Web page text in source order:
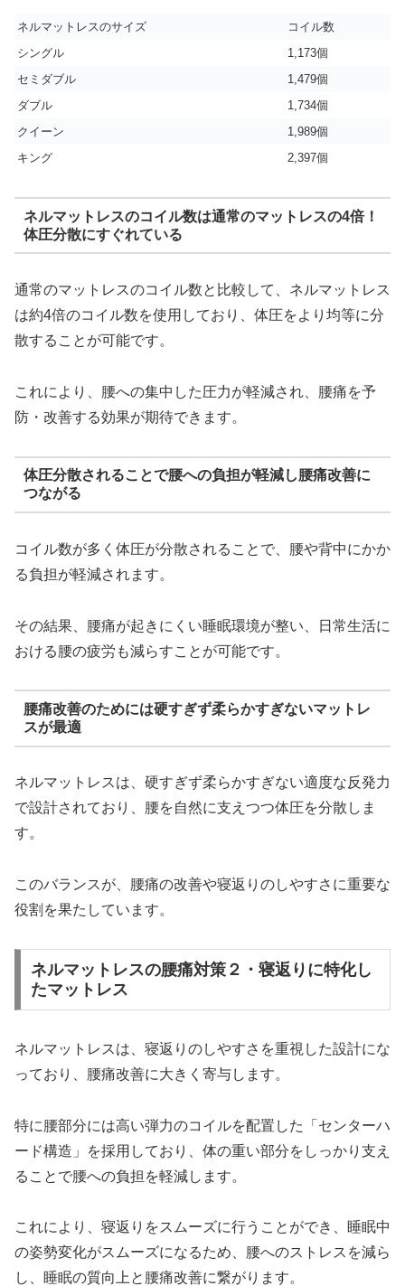
ネルマットレスのサイズ
コイル数
シングル
1,173個
セミダブル
1,479個
ダブル
1,734個
クイーン
1,989個
キング
2,397個
ネルマットレスのコイル数は通常のマットレスの4倍！
体圧分散にすぐれている
通常のマットレスのコイル数と比較して、ネルマットレス
は約4倍のコイル数を使用しており、体圧をより均等に分
散することが可能です。
これにより、腰への集中した圧力が軽減され、腰痛を予
防・改善する効果が期待できます。
体圧分散されることで腰への負担が軽減し腰痛改善に
つながる
コイル数が多く体圧が分散されることで、腰や背中にかか
る負担が軽減されます。
その結果、腰痛が起きにくい睡眠環境が整い、日常生活に
おける腰の疲労も減らすことが可能です。
腰痛改善のためには硬すぎず柔らかすぎないマットレ
スが最適
ネルマットレスは、硬すぎず柔らかすぎない適度な反発力
で設計されており、腰を自然に支えつつ体圧を分散しま
す。
このバランスが、腰痛の改善や寝返りのしやすさに重要な
役割を果たしています。
ネルマットレスの腰痛対策２・寝返りに特化し
たマットレス
ネルマットレスは、寝返りのしやすさを重視した設計にな
っており、腰痛改善に大きく寄与します。
特に腰部分には高い弾力のコイルを配置した「センターハ
ード構造」を採用しており、体の重い部分をしっかり支え
ることで腰への負担を軽減します。
これにより、寝返りをスムーズに行うことができ、睡眠中
の姿勢変化がスムーズになるため、腰へのストレスを減ら
し、睡眠の質向上と腰痛改善に繋がります。